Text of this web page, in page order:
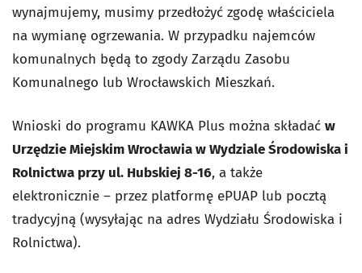
wynajmujemy, musimy przedłożyć zgodę właściciela
na wymianę ogrzewania. W przypadku najemców
komunalnych będą to zgody Zarządu Zasobu
Komunalnego lub Wrocławskich Mieszkań.
Wnioski do programu KAWKA Plus można składać w
Urzędzie Miejskim Wrocławia w Wydziale Środowiska i
Rolnictwa przy ul. Hubskiej 8-16, a także
elektronicznie – przez platformę ePUAP lub pocztą
tradycyjną (wysyłając na adres Wydziału Środowiska i
Rolnictwa).